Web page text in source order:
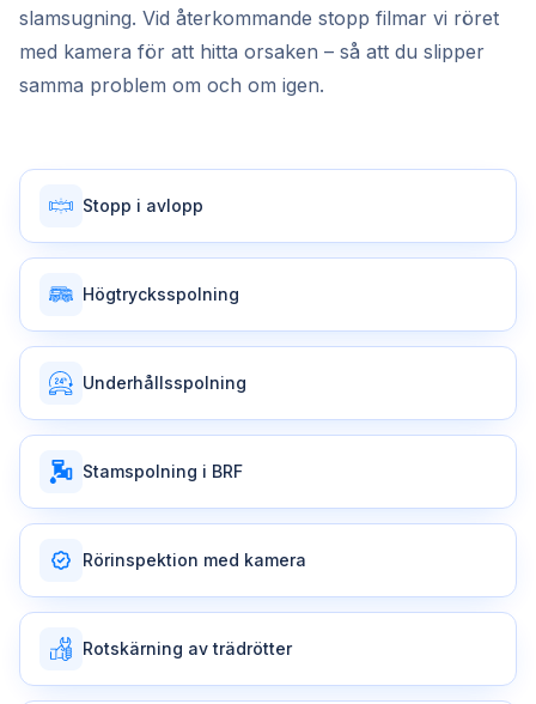
slamsugning. Vid återkommande stopp filmar vi röret
med kamera för att hitta orsaken – så att du slipper
samma problem om och om igen.
Stopp i avlopp
Högtrycksspolning
Underhållsspolning
Stamspolning i BRF
Rörinspektion med kamera
Rotskärning av trädrötter